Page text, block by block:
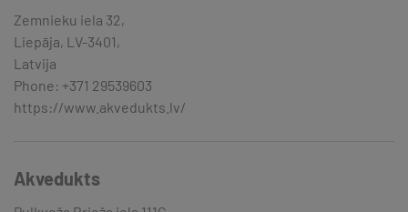
Zemnieku iela 32,
Liepāja, LV-3401,
Latvija
Phone: +371 29539603
https://www.akvedukts.lv/
Akvedukts